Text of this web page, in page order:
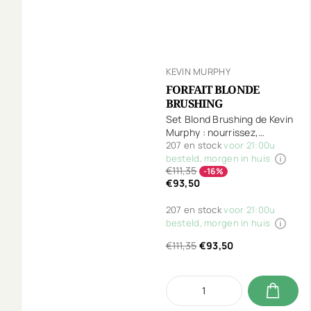
KEVIN MURPHY
FORFAIT BLONDE
BRUSHING
Set Blond Brushing de Kevin
Murphy : nourrissez,
protégez et coiffez vos
cheveux blonds. Inclut
Blonde.Angel.Wash,
Blonde.Angel,
Session.Spray gratuit.
207 en stockvoor 21:00u
besteld, morgen in huis
€111,35 -16%
€93,50
207 en stockvoor 21:00u
besteld, morgen in huis
€111,35€93,50